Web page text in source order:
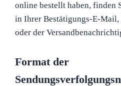
online bestellt haben, finden
in Ihrer Bestätigungs-E-
oder der
Format der